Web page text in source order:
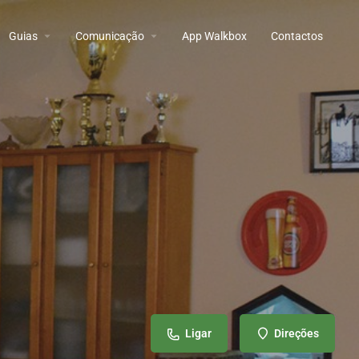
Guias Comunicação App Walkbox Contactos
Ligar Direções